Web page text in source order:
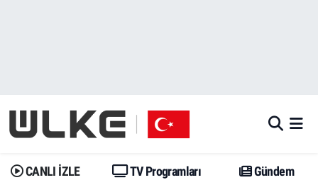
CANLI İZLE TV Programları Gündem
Gündem
Dünya
Gündem
Trend
İstanbul Namaz Vakitleri
Trafik Durumu